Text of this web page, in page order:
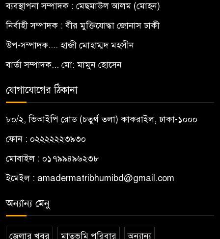
ব্যবস্থাপনা সম্পাদক : মেছমাউল আলম (মোহন)
নির্বাহী সম্পাদক : বীর মুক্তিযোদ্ধা জোনাস ঢাকী
উপ-সম্পাদক.... হাজী মোহাম্মদ মহসীন
বার্তা সম্পাদক... মো: মামুন হোসেন
যোগাযোগের ঠিকানা
৮০/২, ভিআইপি রোড (চতুর্থ তলা) কাকরাইল, ঢাকা-১০০০
ফোন : ০২২২২২২৩৯৩০
মোবাইল : ০১৭৯৯৪৯৬২৩৮
ইমেইল : amadermatribhumibd@gmail.com
অন্যান্য মেনু
জেলার খবর মাতৃভূমি পরিবার অন্যান্য